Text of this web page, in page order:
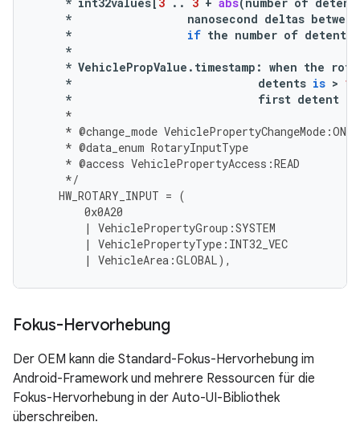
*
nanosecond deltas between
*
if the number of detents
*
* VehiclePropValue . timestamp : when the
*
detents is > 1
*
first detent
*
* @change_mode VehiclePropertyChangeMode :
* @data_enum RotaryInputType
* @access VehiclePropertyAccess :READ
*/
HW_ROTARY_INPUT = (
0x0A20
|
VehiclePropertyGroup :SYSTEM
|
VehiclePropertyType : INT32_VEC
|
VehicleArea :GLOBAL),
Fokus-Hervorhebung
Der OEM kann die Standard-Fokus-Hervorhebung im
Android-Framework und mehrere Ressourcen für die
Fokus-Hervorhebung in der Auto-UI-Bibliothek
überschreiben.